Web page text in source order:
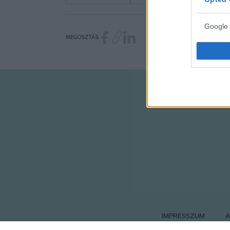
Google
I want
web
I want
I want
I want
MEGOSZTÁS
IMPRESSZUM